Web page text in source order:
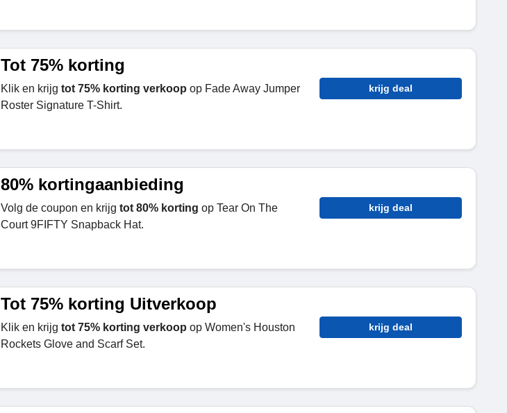
Tot 75% korting
Klik en krijg tot 75% korting verkoop op Fade Away Jumper
Roster Signature T-Shirt.
krijg deal
80% kortingaanbieding
Volg de coupon en krijg tot 80% korting op Tear On The
Court 9FIFTY Snapback Hat.
krijg deal
Tot 75% korting Uitverkoop
Klik en krijg tot 75% korting verkoop op Women's Houston
Rockets Glove and Scarf Set.
krijg deal